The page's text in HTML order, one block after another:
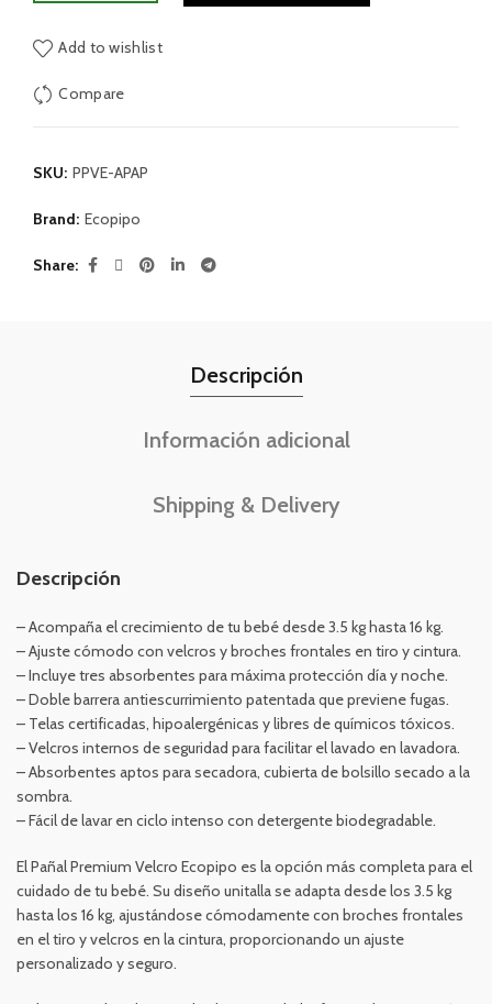
Add to wishlist
Compare
SKU: PPVE-APAP
Brand: Ecopipo
Share
Descripción
Información adicional
Shipping & Delivery
Descripción
– Acompaña el crecimiento de tu bebé desde 3.5 kg hasta 16 kg.
– Ajuste cómodo con velcros y broches frontales en tiro y cintura.
– Incluye tres absorbentes para máxima protección día y noche.
– Doble barrera antiescurrimiento patentada que previene fugas.
– Telas certificadas, hipoalergénicas y libres de químicos tóxicos.
– Velcros internos de seguridad para facilitar el lavado en lavadora.
– Absorbentes aptos para secadora, cubierta de bolsillo secado a la
sombra.
– Fácil de lavar en ciclo intenso con detergente biodegradable.
El Pañal Premium Velcro Ecopipo es la opción más completa para el
cuidado de tu bebé. Su diseño unitalla se adapta desde los 3.5 kg
hasta los 16 kg, ajustándose cómodamente con broches frontales
en el tiro y velcros en la cintura, proporcionando un ajuste
personalizado y seguro.